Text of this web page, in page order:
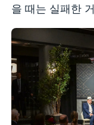
을 때는 실패한